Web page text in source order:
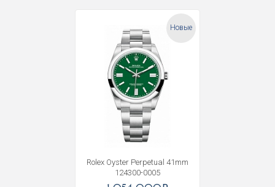
Новые
Rolex Oyster Perpetual 41mm
124300-0005
Получать на почту